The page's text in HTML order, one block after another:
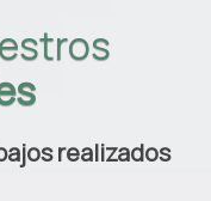
realizados